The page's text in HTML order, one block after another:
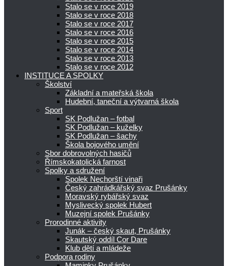
Stalo se v roce 2019
Stalo se v roce 2018
Stalo se v roce 2017
Stalo se v roce 2016
Stalo se v roce 2015
Stalo se v roce 2014
Stalo se v roce 2013
Stalo se v roce 2012
INSTITUCE A SPOLKY
Školství
Základní a mateřská škola
Hudební, taneční a výtvarná škola
Sport
SK Podlužan – fotbal
SK Podlužan – kuželky
SK Podlužan – šachy
Škola bojového umění
Sbor dobrovolných hasičů
Římskokatolická farnost
Spolky a sdružení
Spolek Nechorští vinaři
Český zahrádkářský svaz Prušánky
Moravský rybářský svaz
Myslivecký spolek Hubert
Muzejní spolek Prušánky
Prorodinné aktivity
Junák – český skaut, Prušánky
Skautský oddíl Cor Dare
Klub dětí a mládeže
Podpora rodiny